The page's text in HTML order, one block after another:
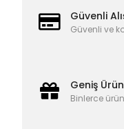
Güvenli
Güvenli ve
Geniş
Binlerce